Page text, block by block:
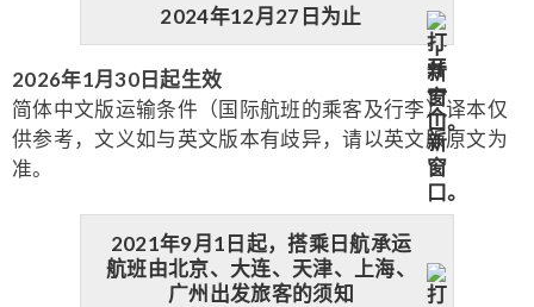
2024年12月27日为止
2026年1月30日起生效
简体中文版运输条件（国际航班的乘客及行李）译本仅
供参考，文义如与英文版本有歧异，请以英文版原文为
准。
2021年9月1日起，搭乘日航承运
航班由北京、大连、天津、上海、
广州出发旅客的须知